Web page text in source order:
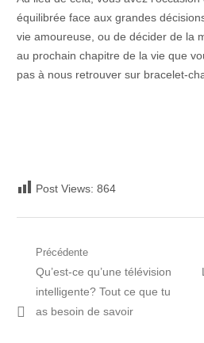
équilibrée face aux grandes
vie amoureuse, ou de décider de la
au prochain chapitre de la vie que
pas à nous retrouver sur bracelet-
Post Views: 864
Navigation
l’article
Précédente
Post
précédent:
Qu’est-ce qu’une télévision
intelligente? Tout ce que tu
as besoin de savoir